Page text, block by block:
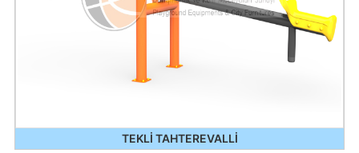
TEKLİ TAHTEREVALLİ